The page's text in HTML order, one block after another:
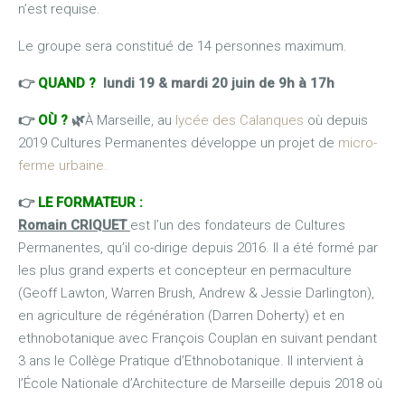
n’est requise.
Le groupe sera constitué de 14 personnes maximum.
👉 QUAND ? lundi 19 & mardi 20 juin de 9h à 17h
👉 OÙ ? 🌿À Marseille, au lycée des Calanques où depuis
2019 Cultures Permanentes développe un projet de micro-
ferme urbaine.
👉 LE FORMATEUR :
Romain CRIQUET est l’un des fondateurs de Cultures
Permanentes, qu’il co-dirige depuis 2016. Il a été formé par
les plus grand experts et concepteur en permaculture
(Geoff Lawton, Warren Brush, Andrew & Jessie Darlington),
en agriculture de régénération (Darren Doherty) et en
ethnobotanique avec François Couplan en suivant pendant
3 ans le Collège Pratique d’Ethnobotanique. Il intervient à
l’École Nationale d’Architecture de Marseille depuis 2018 où